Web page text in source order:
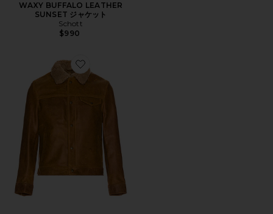
WAXY BUFFALO LEATHER
SUNSET ジャケット
Schott
$990
Favorite TRUCKER ジャケット